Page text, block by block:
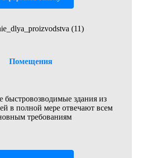
Помещения
быстровозводимые здания из
в полной мере отвечают всем
требованиям